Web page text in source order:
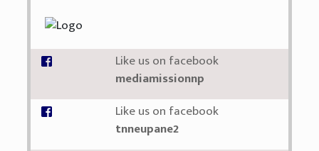
Like us on facebook
mediamissionnp
Like us on facebook
tnneupane2